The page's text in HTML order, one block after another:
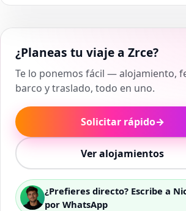
¿Planeas tu viaje a Zrce?
Te lo ponemos fácil — alojamiento,
barco y traslado, todo en uno.
Solicitar rápido→
Ver alojamientos
¿Prefieres directo? Escribe a
por WhatsApp